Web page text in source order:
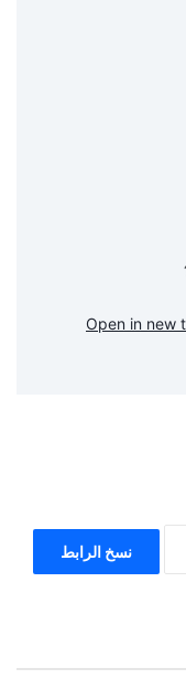
نسخ الرابط